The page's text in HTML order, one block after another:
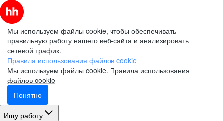
Мы используем файлы cookie, чтобы обеспечивать
правильную работу нашего веб-сайта и анализировать
сетевой трафик.
Правила использования файлов cookie
Мы используем файлы cookie. Правила использования
файлов cookie
Понятно
Ищу работу